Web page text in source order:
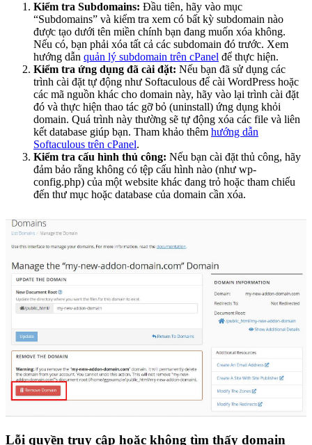
Kiểm tra Subdomains: Đầu tiên, hãy vào mục
“Subdomains” và kiểm tra xem có bất kỳ subdomain nào
được tạo dưới tên miền chính bạn đang muốn xóa không.
Nếu có, bạn phải xóa tất cả các subdomain đó trước. Xem
hướng dẫn quản lý subdomain trên cPanel để thực hiện.
Kiểm tra ứng dụng đã cài đặt: Nếu bạn đã sử dụng các
trình cài đặt tự động như Softaculous để cài WordPress hoặc
các mã nguồn khác cho domain này, hãy vào lại trình cài đặt
đó và thực hiện thao tác gỡ bỏ (uninstall) ứng dụng khỏi
domain. Quá trình này thường sẽ tự động xóa các file và liên
kết database giúp bạn. Tham khảo thêm hướng dẫn
Softaculous trên cPanel.
Kiểm tra cấu hình thủ công: Nếu bạn cài đặt thủ công, hãy
đảm bảo rằng không có tệp cấu hình nào (như wp-
config.php) của một website khác đang trỏ hoặc tham chiếu
đến thư mục hoặc database của domain cần xóa.
Lỗi quyền truy cập hoặc không tìm thấy domain